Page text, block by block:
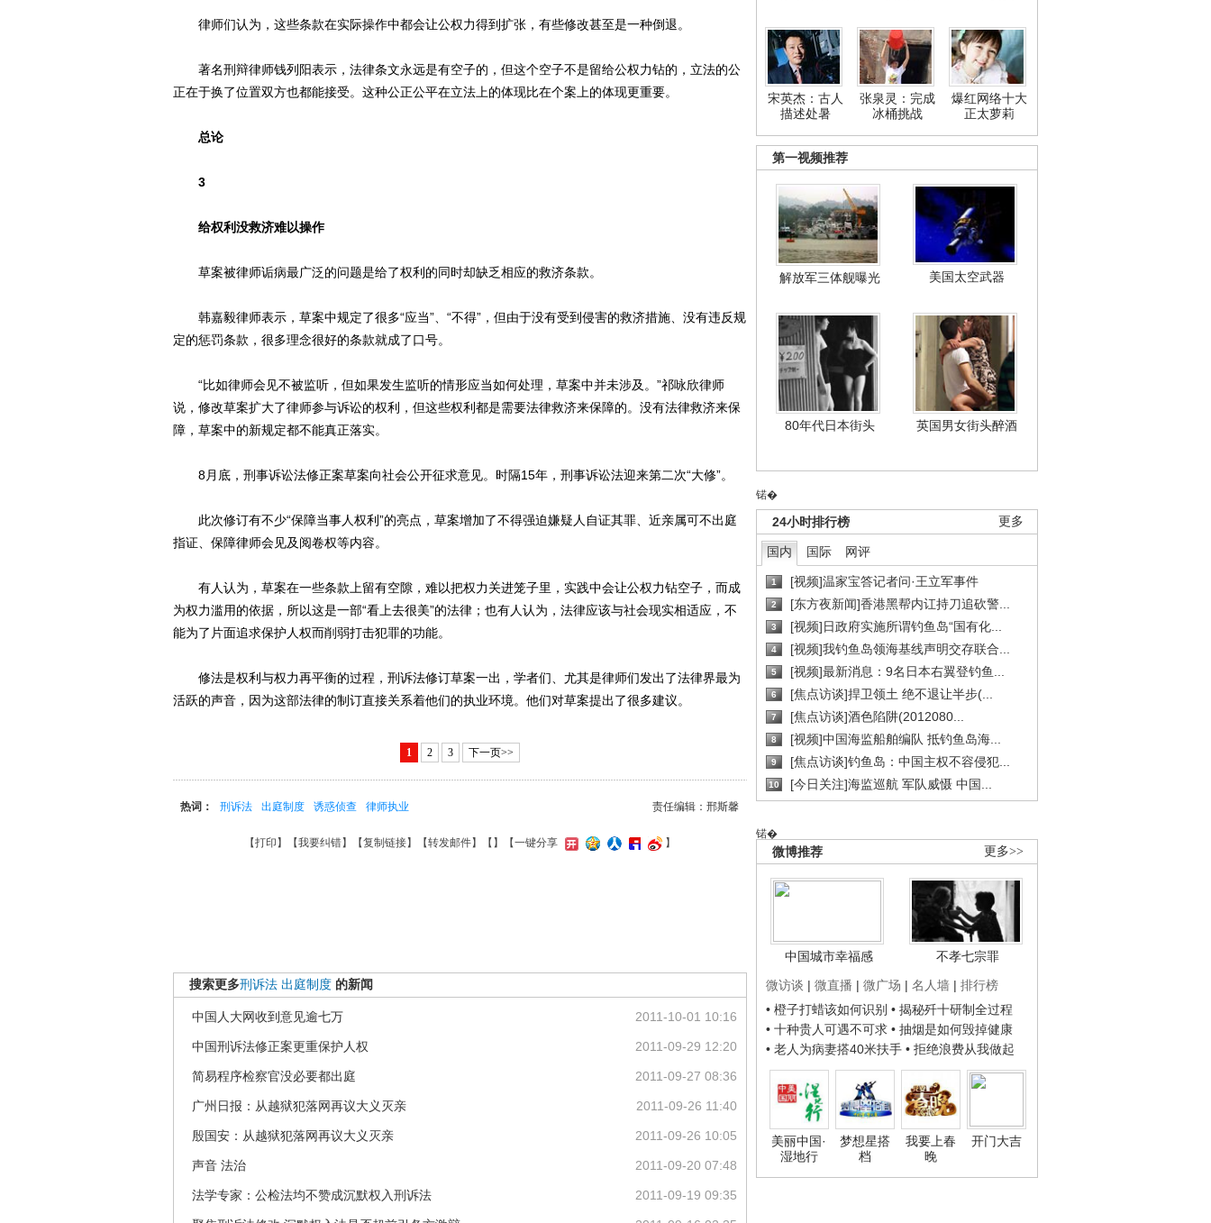
宋英杰：古人
描述处暑
张泉灵：完成
冰桶挑战
爆红网络十大
正太萝莉
第一视频推荐
解放军三体舰曝光 美国太空武器
80年代日本街头 英国男女街头醉酒
锘�
更多
24小时排行榜
国内 国际 网评
1 [视频]温家宝答记者问·王立军事件
2 [东方夜新闻]香港黑帮内讧持刀追砍警...
3 [视频]日政府实施所谓钓鱼岛“国有化...
4 [视频]我钓鱼岛领海基线声明交存联合...
5 [视频]最新消息：9名日本右翼登钓鱼...
6 [焦点访谈]捍卫领土 绝不退让半步(...
7 [焦点访谈]酒色陷阱(2012080...
8 [视频]中国海监船舶编队 抵钓鱼岛海...
9 [焦点访谈]钓鱼岛：中国主权不容侵犯...
10 [今日关注]海监巡航 军队威慑 中国...
锘�
更多>>
微博推荐
中国城市幸福感
不孝七宗罪
微访谈 | 微直播 | 微广场 | 名人墙 | 排行榜
• 橙子打蜡该如何识别 • 揭秘歼十研制全过程
• 十种贵人可遇不可求 • 抽烟是如何毁掉健康
• 老人为病妻搭40米扶手 • 拒绝浪费从我做起
美丽中国·
湿地行
梦想星搭
档
我要上春
晚
开门大吉
律师们认为，这些条款在实际操作中都会让公权力得到扩张，有些修改甚至是一种倒退。
著名刑辩律师钱列阳表示，法律条文永远是有空子的，但这个空子不是留给公权力钻的，立法的公
正在于换了位置双方也都能接受。这种公正公平在立法上的体现比在个案上的体现更重要。
总论
3
给权利没救济难以操作
草案被律师诟病最广泛的问题是给了权利的同时却缺乏相应的救济条款。
韩嘉毅律师表示，草案中规定了很多“应当”、“不得”，但由于没有受到侵害的救济措施、没有违反规
定的惩罚条款，很多理念很好的条款就成了口号。
“比如律师会见不被监听，但如果发生监听的情形应当如何处理，草案中并未涉及。”祁咏欣律师
说，修改草案扩大了律师参与诉讼的权利，但这些权利都是需要法律救济来保障的。没有法律救济来保
障，草案中的新规定都不能真正落实。
8月底，刑事诉讼法修正案草案向社会公开征求意见。时隔15年，刑事诉讼法迎来第二次“大修”。
此次修订有不少“保障当事人权利”的亮点，草案增加了不得强迫嫌疑人自证其罪、近亲属可不出庭
指证、保障律师会见及阅卷权等内容。
有人认为，草案在一些条款上留有空隙，难以把权力关进笼子里，实践中会让公权力钻空子，而成
为权力滥用的依据，所以这是一部“看上去很美”的法律；也有人认为，法律应该与社会现实相适应，不
能为了片面追求保护人权而削弱打击犯罪的功能。
修法是权利与权力再平衡的过程，刑诉法修订草案一出，学者们、尤其是律师们发出了法律界最为
活跃的声音，因为这部法律的制订直接关系着他们的执业环境。他们对草案提出了很多建议。
1 2 3 下一页>>
责任编辑：邢斯馨
热词： 刑诉法 出庭制度 诱惑侦查 律师执业
【打印 】【我要纠错】【复制链接】【转发邮件】【 】 【一键分享 】
搜索更多刑诉法 出庭制度 的新闻
2011-10-01 10:16
中国人大网收到意见逾七万
2011-09-29 12:20
中国刑诉法修正案更重保护人权
2011-09-27 08:36
简易程序检察官没必要都出庭
2011-09-26 11:40
广州日报：从越狱犯落网再议大义灭亲
2011-09-26 10:05
殷国安：从越狱犯落网再议大义灭亲
2011-09-20 07:48
声音 法治
2011-09-19 09:35
法学专家：公检法均不赞成沉默权入刑诉法